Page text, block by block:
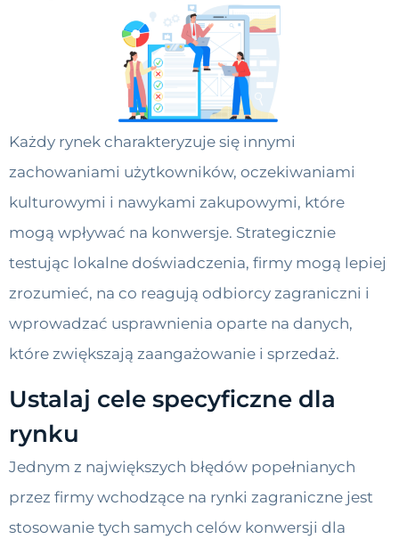
Każdy rynek charakteryzuje się innymi
zachowaniami użytkowników, oczekiwaniami
kulturowymi i nawykami zakupowymi, które
mogą wpływać na konwersje. Strategicznie
testując lokalne doświadczenia, firmy mogą lepiej
zrozumieć, na co reagują odbiorcy zagraniczni i
wprowadzać usprawnienia oparte na danych,
które zwiększają zaangażowanie i sprzedaż.
Ustalaj cele specyficzne dla
rynku
Jednym z największych błędów popełnianych
przez firmy wchodzące na rynki zagraniczne jest
stosowanie tych samych celów konwersji dla